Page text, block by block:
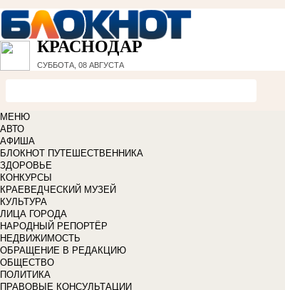
КРАСНОДАР
СУББОТА, 08 АВГУСТА
МЕНЮ
АВТО
АФИША
БЛОКНОТ ПУТЕШЕСТВЕННИКА
ЗДОРОВЬЕ
КОНКУРСЫ
КРАЕВЕДЧЕСКИЙ МУЗЕЙ
КУЛЬТУРА
ЛИЦА ГОРОДА
НАРОДНЫЙ РЕПОРТЁР
НЕДВИЖИМОСТЬ
ОБРАЩЕНИЕ В РЕДАКЦИЮ
ОБЩЕСТВО
ПОЛИТИКА
ПРАВОВЫЕ КОНСУЛЬТАЦИИ